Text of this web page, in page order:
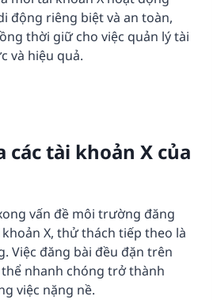
động riêng biệt và an toàn,
thời giữ cho việc quản lý tài
và hiệu quả.
các tài khoản X của
vấn đề môi trường đăng
X, thử thách tiếp theo là
Việc đăng bài đều đặn trên
nhanh chóng trở thành
việc nặng nề.